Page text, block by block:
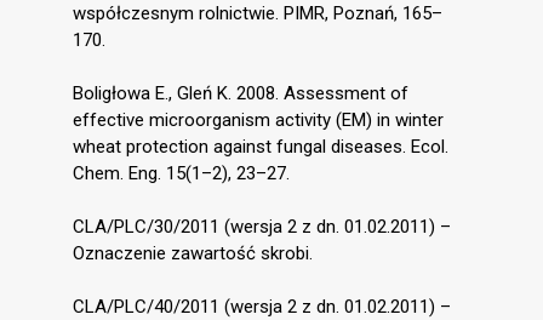
współczesnym rolnictwie. PIMR, Poznań, 165–
170.
Boligłowa E., Gleń K. 2008. Assessment of
effective microorganism activity (EM) in winter
wheat protection against fungal diseases. Ecol.
Chem. Eng. 15(1–2), 23–27.
CLA/PLC/30/2011 (wersja 2 z dn. 01.02.2011) –
Oznaczenie zawartość skrobi.
CLA/PLC/40/2011 (wersja 2 z dn. 01.02.2011) –